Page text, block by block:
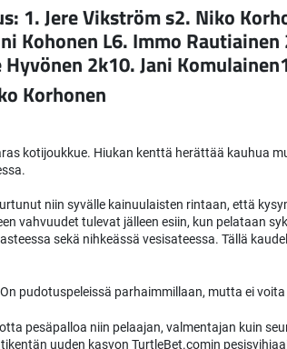
1. Jere Vikström s2. Niko
Kohonen L6. Immo
Hyvönen 2k10. Jani
Korhonen
kotijoukkue. Hiukan kenttä herättää kauhua
niin syvälle kainuulaisten rintaan, että
vahvuudet tulevat jälleen esiin, kun pelataan
sekä nihkeässä vesisateessa. Tällä
pudotuspeleissä parhaimmillaan, mutta ei
pesäpalloa niin pelaajan, valmentajan kuin
uuden kasvon TurtleBet.comin